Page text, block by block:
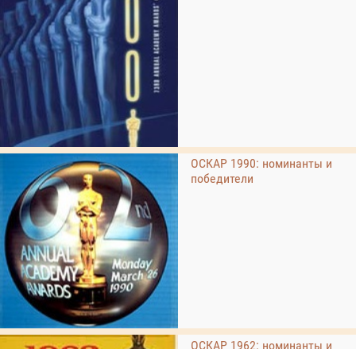
ОСКАР 1990: номинанты и
победители
ОСКАР 1962: номинанты и